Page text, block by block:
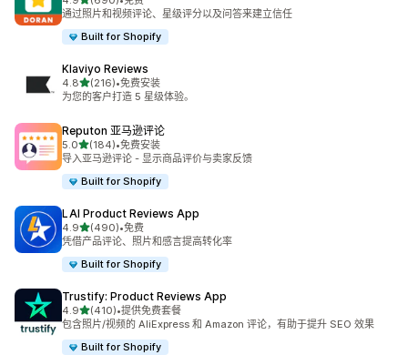
总共 690 条评论
通过照片和视频评论、星级评分以及问答来建立信任
Built for Shopify
Klaviyo Reviews
4.8星（满分 5 星）
(216)
总共 216 条评论
•免费安装
为您的客户打造 5 星级体验。
Reputon 亚马逊评论
5.0星（满分 5 星）
(184)
总共 184 条评论
•免费安装
导入亚马逊评论 - 显示商品评价与卖家反馈
Built for Shopify
LAI Product Reviews App
4.9星（满分 5 星）
(490)
总共 490 条评论
•免费
凭借产品评论、照片和感言提高转化率
Built for Shopify
Trustify: Product Reviews App
4.9星（满分 5 星）
(410)
总共 410 条评论
•提供免费套餐
包含照片/视频的 AliExpress 和 Amazon 评论，有助于提升 SEO 效果
Built for Shopify